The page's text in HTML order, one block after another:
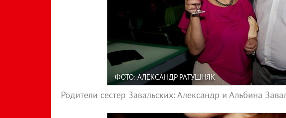
ФОТО: АЛЕКСАНДР РАТУШНЯК
Родители сестер Завальских: Александр и Альбина